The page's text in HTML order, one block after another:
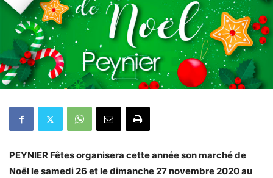
PEYNIER Fêtes organisera cette année son marché de
Noël le samedi 26 et le dimanche 27 novembre 2020 au